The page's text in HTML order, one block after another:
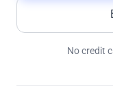
No credit